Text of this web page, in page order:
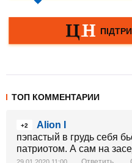
ТОП КОММЕНТАРИИ
+2
Alion I
пэпастый в грудь себя
патриотом. А сам на
29.01.2020 11:00